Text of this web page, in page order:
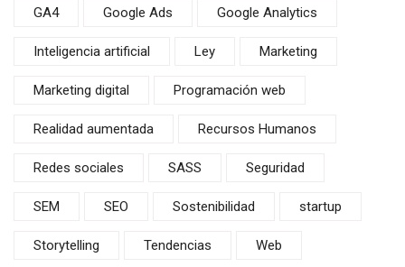
GA4 Google Ads Google Analytics
Inteligencia artificial Ley Marketing
Marketing digital Programación web
Realidad aumentada Recursos Humanos
Redes sociales SASS Seguridad
SEM SEO Sostenibilidad startup
Storytelling Tendencias Web